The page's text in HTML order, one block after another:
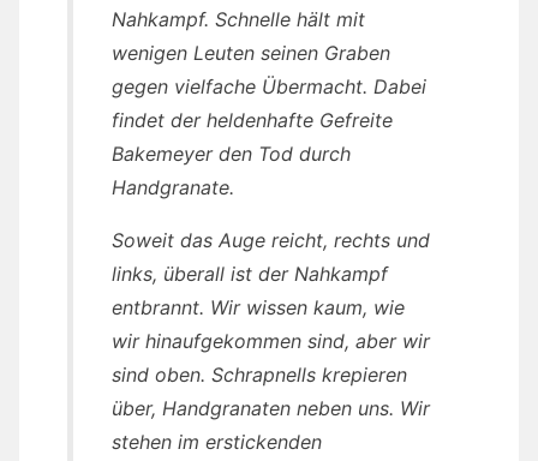
Nahkampf. Schnelle hält mit
wenigen Leuten seinen Graben
gegen vielfache Übermacht. Dabei
findet der heldenhafte Gefreite
Bakemeyer den Tod durch
Handgranate.
Soweit das Auge reicht, rechts und
links, überall ist der Nahkampf
entbrannt. Wir wissen kaum, wie
wir hinaufgekommen sind, aber wir
sind oben. Schrapnells krepieren
über, Handgranaten neben uns. Wir
stehen im erstickenden